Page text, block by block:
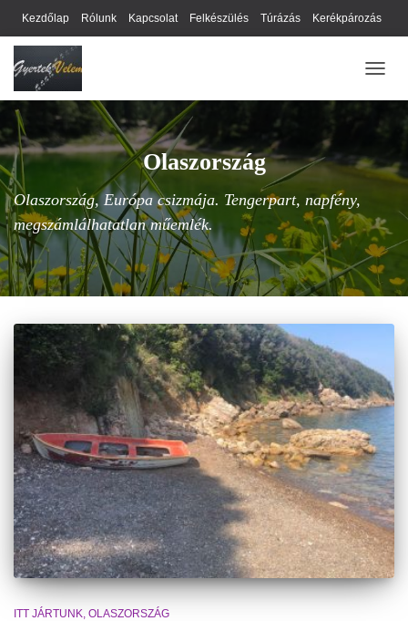
Kezdőlap Rólunk Kapcsolat Felkészülés Túrázás Kerékpározás
Webhely térkép
Olaszország
Olaszország, Európa csizmája. Tengerpart, napfény,
megszámlálhatatlan műemlék.
ITT JÁRTUNK OLASZORSZÁG